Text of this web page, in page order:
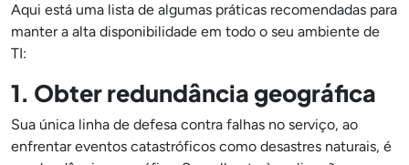
Aqui está uma lista de algumas práticas recomendadas para
manter a alta disponibilidade em todo o seu ambiente de
TI:
1. Obter redundância geográfica
Sua única linha de defesa contra falhas no serviço, ao
enfrentar eventos catastróficos como desastres naturais, é